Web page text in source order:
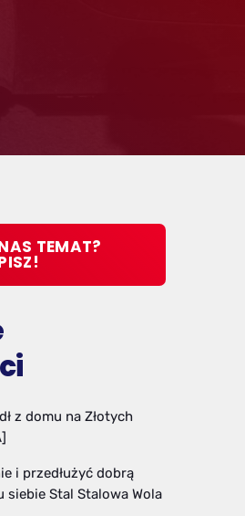
TEMAT?
z domu na Złotych
i przedłużyć dobrą
siebie Stal Stalowa Wola